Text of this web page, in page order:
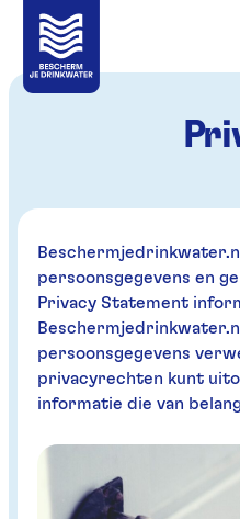
Naar
navigatie
Naar
inhoud
persoonsgegevens en
Privacy Statement
persoonsgegevens
privacyrechten kunt
informatie die van